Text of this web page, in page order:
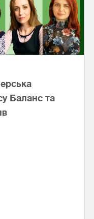
Баланс та